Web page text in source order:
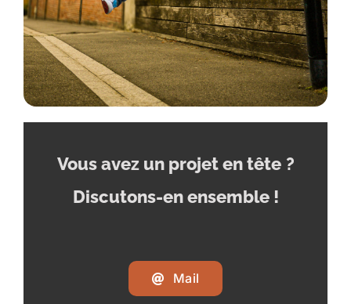
Vous avez un projet en tête ?
Discutons-en ensemble !
Mail